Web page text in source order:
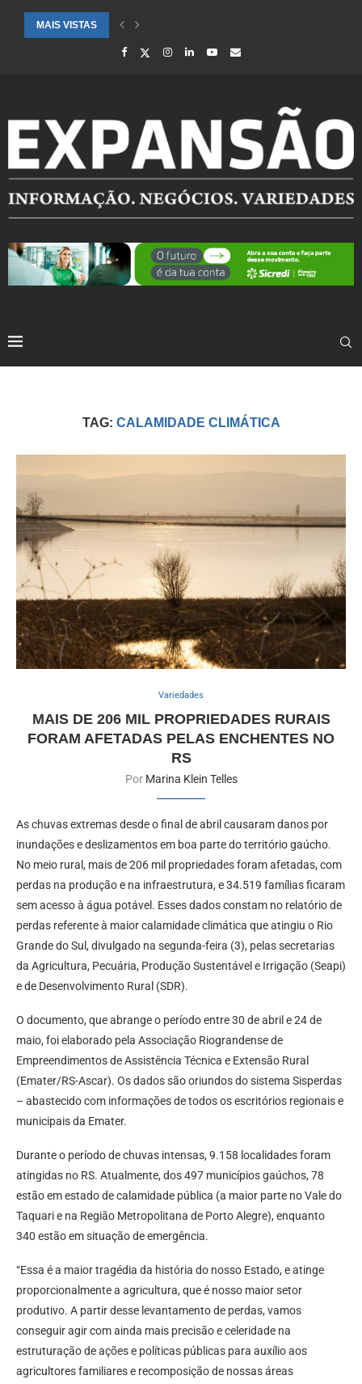
MAIS VISTAS
CIDADES ATENDIDAS PELO SEBRAE RS SÃO DESTAQUE EM
TAG: CALAMIDADE CLIMÁTICA
Variedades
MAIS DE 206 MIL PROPRIEDADES RURAIS
FORAM AFETADAS PELAS ENCHENTES NO
RS
Por Marina Klein Telles
As chuvas extremas desde o final de abril causaram danos por
inundações e deslizamentos em boa parte do território gaúcho.
No meio rural, mais de 206 mil propriedades foram afetadas, com
perdas na produção e na infraestrutura, e 34.519 famílias ficaram
sem acesso à água potável. Esses dados constam no relatório de
perdas referente à maior calamidade climática que atingiu o Rio
Grande do Sul, divulgado na segunda-feira (3), pelas secretarias
da Agricultura, Pecuária, Produção Sustentável e Irrigação (Seapi)
e de Desenvolvimento Rural (SDR).
O documento, que abrange o período entre 30 de abril e 24 de
maio, foi elaborado pela Associação Riograndense de
Empreendimentos de Assistência Técnica e Extensão Rural
(Emater/RS-Ascar). Os dados são oriundos do sistema Sisperdas
– abastecido com informações de todos os escritórios regionais e
municipais da Emater.
Durante o período de chuvas intensas, 9.158 localidades foram
atingidas no RS. Atualmente, dos 497 municípios gaúchos, 78
estão em estado de calamidade pública (a maior parte no Vale do
Taquari e na Região Metropolitana de Porto Alegre), enquanto
340 estão em situação de emergência.
“Essa é a maior tragédia da história do nosso Estado, e atinge
proporcionalmente a agricultura, que é nosso maior setor
produtivo. A partir desse levantamento de perdas, vamos
conseguir agir com ainda mais precisão e celeridade na
estruturação de ações e políticas públicas para auxílio aos
agricultores familiares e recomposição de nossas áreas